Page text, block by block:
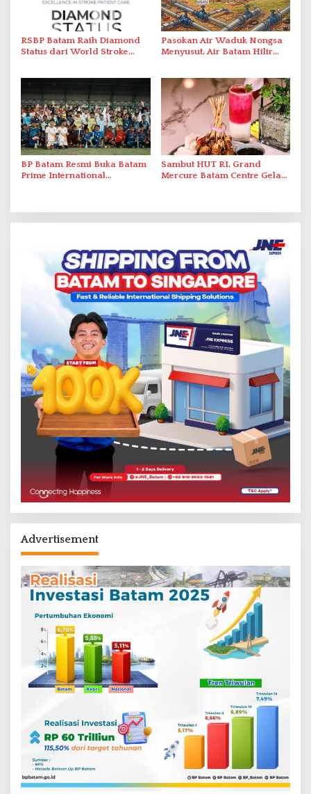
RSBP Batam Raih Diamond
Status dari World Stroke
Berstandar Internasional
Pasokan Air Waduk Nongsa
Menyusut, Air Batam Hilir
BP Batam Resmi Buka Batam
Prime International
Sambut HUT RI, Grand
Mercure Batam Centre Gelar
Advertisement